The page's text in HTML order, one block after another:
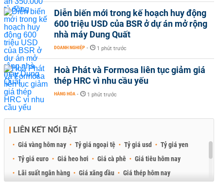
Diễn biến mới trong kế hoạch huy động
600 triệu USD của BSR ở dự án mở rộng
nhà máy Dung Quất
DOANH NGHIỆP - 1 phút trước
Hoà Phát và Formosa liên tục giảm giá
thép HRC vì nhu cầu yếu
HÀNG HÓA - 1 phút trước
LIÊN KẾT NỔI BẬT
Giá vàng hôm nay Tỷ giá ngoại tệ Tỷ giá usd
Tỷ giá yen
Tỷ giá euro
Giá heo hơi Giá cà phê
Giá tiêu hôm nay
Lãi suất ngân hàng
Giá xăng dầu
Giá thép hôm nay